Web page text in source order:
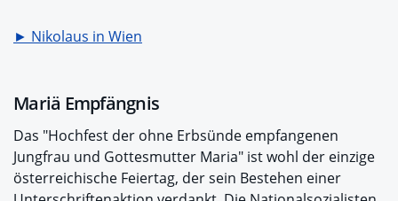
► Nikolaus in Wien
Mariä Empfängnis
Das "Hochfest der ohne Erbsünde empfangenen
Jungfrau und Gottesmutter Maria" ist wohl der einzige
österreichische Feiertag, der sein Bestehen einer